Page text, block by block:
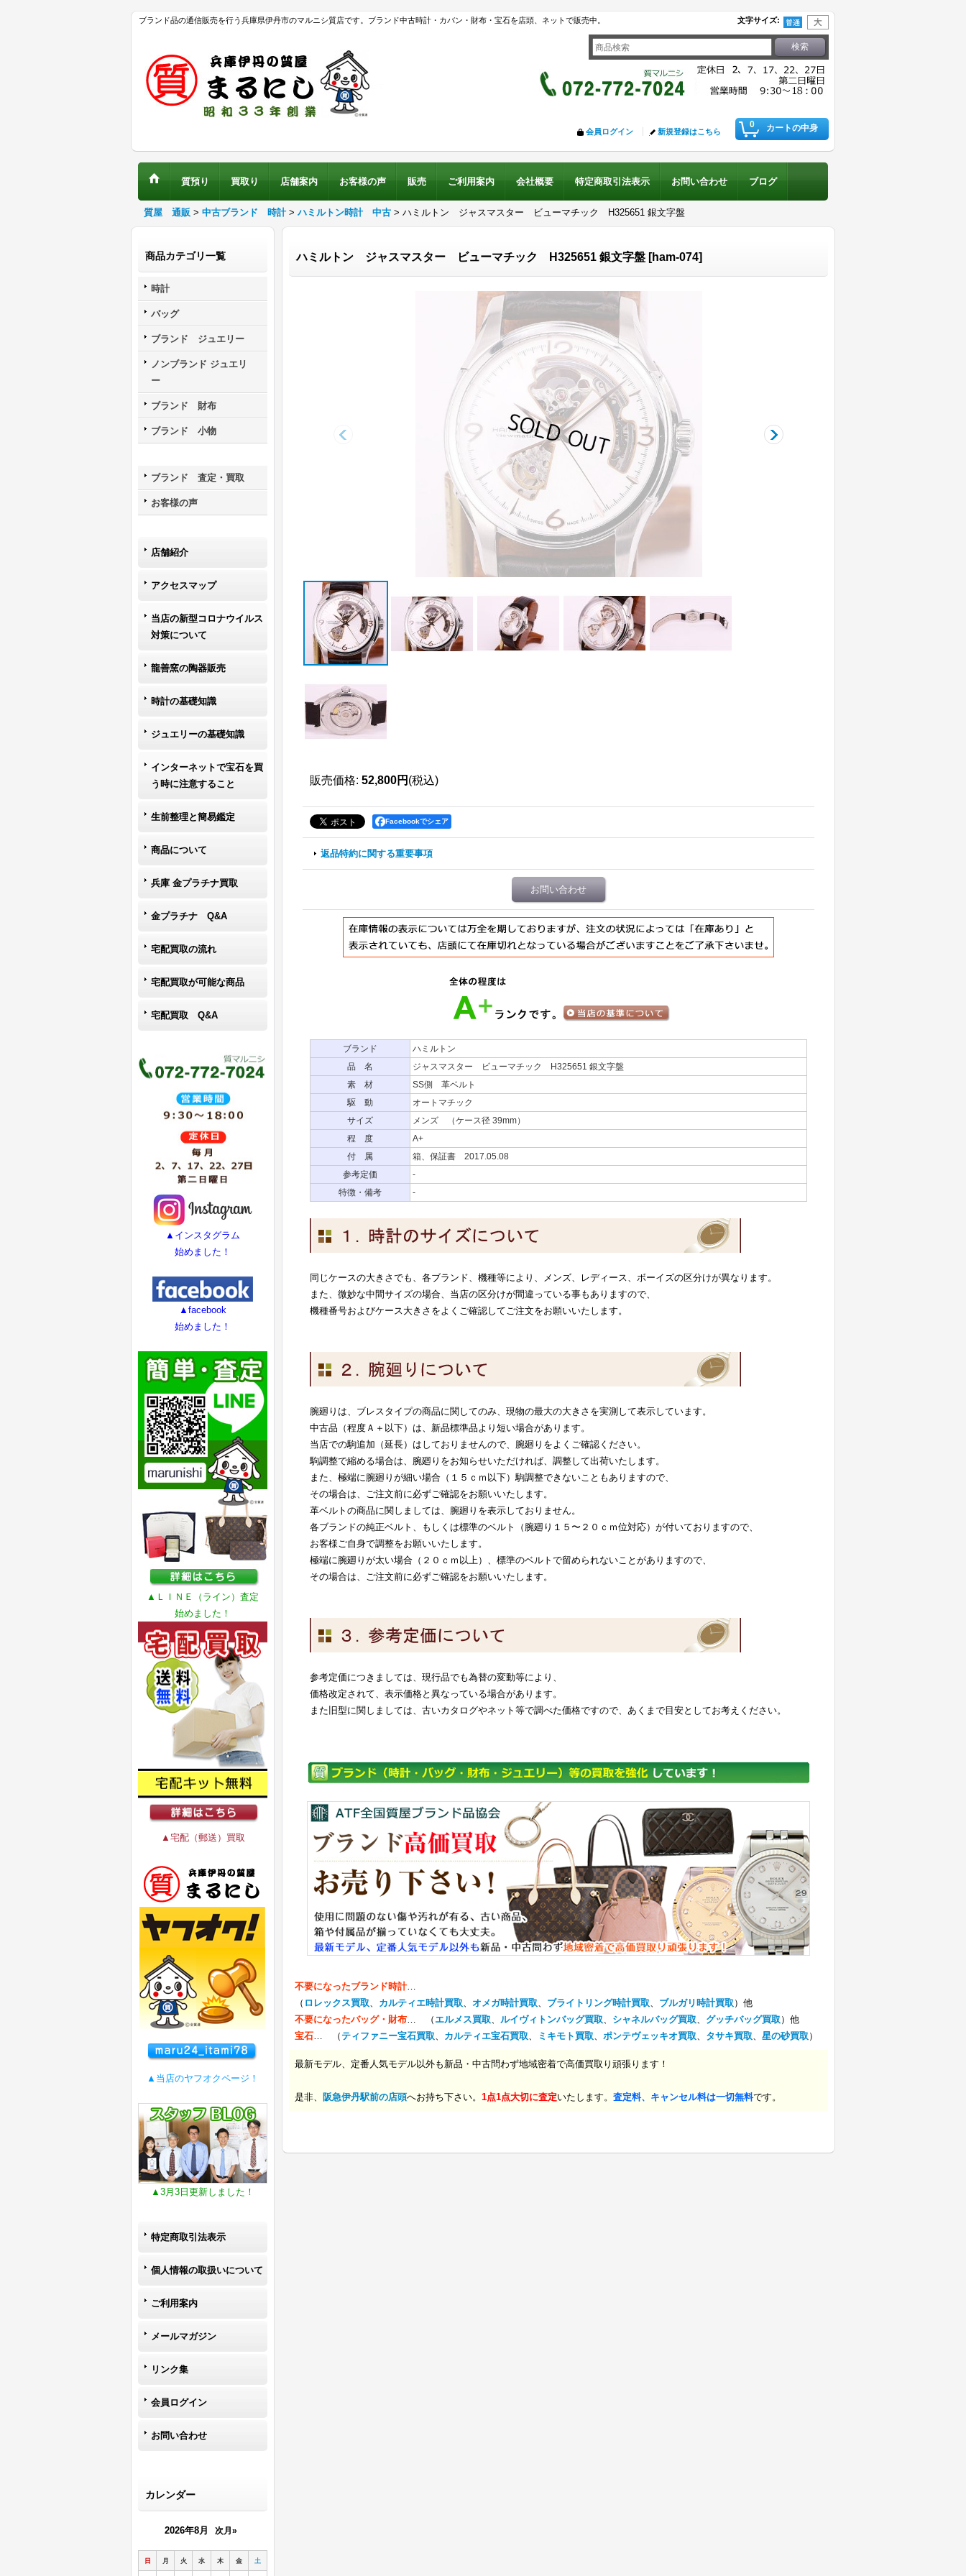
ブランド品の通信販売を行う兵庫県伊丹市のマルニシ質店です。ブランド中古時計・カバン・財布・宝石を店頭、ネットで販売中。 文字サイズ:
0 カートの中身
会員ログイン 新規登録はこちら
質預り 買取り 店舗案内 お客様の声 販売 ご利用案内 会社概要 特定商取引法表示 お問い合わせ ブログ
質屋 通販 > 中古ブランド 時計 > ハミルトン時計 中古 > ハミルトン ジャスマスター ビューマチック H325651 銀文字盤
商品カテゴリ一覧
時計
バッグ
ブランド ジュエリー
ノンブランド ジュエリ
ー
ブランド 財布
ブランド 小物
ブランド 査定・買取
お客様の声
店舗紹介
アクセスマップ
当店の新型コロナウイルス
対策について
龍善窯の陶器販売
時計の基礎知識
ジュエリーの基礎知識
インターネットで宝石を買
う時に注意すること
生前整理と簡易鑑定
商品について
兵庫 金プラチナ買取
金プラチナ Q&A
宅配買取の流れ
宅配買取が可能な商品
宅配買取 Q&A
▲インスタグラム
始めました！
▲facebook
始めました！
▲ＬＩＮＥ（ライン）査定
始めました！
▲宅配（郵送）買取
▲当店のヤフオクページ！
▲3月3日更新しました！
特定商取引法表示
個人情報の取扱いについて
ご利用案内
メールマガジン
リンク集
会員ログイン
お問い合わせ
カレンダー
2026年8月 次月»
日 月 火 水 木 金 土
ハミルトン ジャスマスター ビューマチック H325651 銀文字盤 [ham-074]
販売価格: 52,800円 (税込)
Facebookでシェア
返品特約に関する重要事項
お問い合わせ
ブランド
ハミルトン
品 名
ジャスマスター ビューマチック H325651 銀文字盤
素 材
SS側 革ベルト
駆 動
オートマチック
サイズ
メンズ （ケース径 39mm）
程 度
A+
付 属
箱、保証書 2017.05.08
参考定価
-
特徴・備考
-
同じケースの大きさでも、各ブランド、機種等により、メンズ、レディース、ボーイズの区分けが異なります。
また、微妙な中間サイズの場合、当店の区分けが間違っている事もありますので、
機種番号およびケース大きさをよくご確認してご注文をお願いいたします。
腕廻りは、ブレスタイプの商品に関してのみ、現物の最大の大きさを実測して表示しています。
中古品（程度Ａ＋以下）は、新品標準品より短い場合があります。
当店での駒追加（延長）はしておりませんので、腕廻りをよくご確認ください。
駒調整で縮める場合は、腕廻りをお知らせいただければ、調整して出荷いたします。
また、極端に腕廻りが細い場合（１５ｃｍ以下）駒調整できないこともありますので、
その場合は、ご注文前に必ずご確認をお願いいたします。
革ベルトの商品に関しましては、腕廻りを表示しておりません。
各ブランドの純正ベルト、もしくは標準のベルト（腕廻り１５〜２０ｃｍ位対応）が付いておりますので、
お客様ご自身で調整をお願いいたします。
極端に腕廻りが太い場合（２０ｃｍ以上）、標準のベルトで留められないことがありますので、
その場合は、ご注文前に必ずご確認をお願いいたします。
参考定価につきましては、現行品でも為替の変動等により、
価格改定されて、表示価格と異なっている場合があります。
また旧型に関しましては、古いカタログやネット等で調べた価格ですので、あくまで目安としてお考えください。
不要になったブランド時計…
（ ロレックス買取、 カルティエ時計買取、 オメガ時計買取、 ブライトリング時計買取、 ブルガリ時計買取 ）他
不要になったバッグ・財布… （ エルメス買取、 ルイヴィトンバッグ買取、 シャネルバッグ買取、 グッチバッグ買取 ）他
宝石… （ティファニー宝石買取、 カルティエ宝石買取、 ミキモト買取、 ポンテヴェッキオ買取、 タサキ買取、 星の砂買取 ）
最新モデル、定番人気モデル以外も新品・中古問わず地域密着で高価買取り頑張ります！
是非、 阪急伊丹駅前の店頭へお持ち下さい。 1点1点大切に査定いたします。 査定料、キャンセル料は一切無料です。